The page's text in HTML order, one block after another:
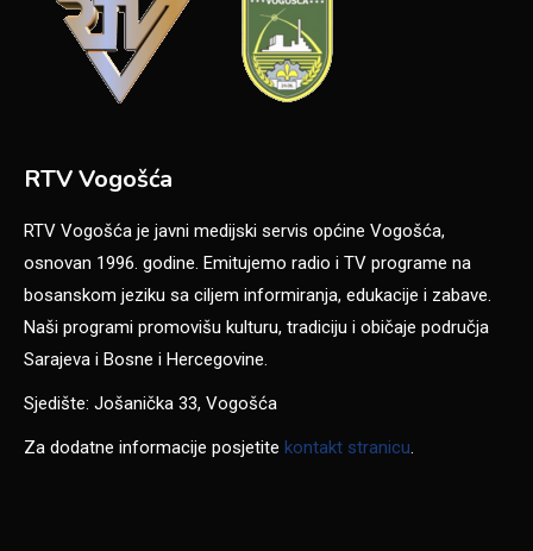
RTV Vogošća
RTV Vogošća je javni medijski servis općine Vogošća,
osnovan 1996. godine. Emitujemo radio i TV programe na
bosanskom jeziku sa ciljem informiranja, edukacije i zabave.
Naši programi promovišu kulturu, tradiciju i običaje područja
Sarajeva i Bosne i Hercegovine.
Sjedište: Jošanička 33, Vogošća
Za dodatne informacije posjetite kontakt stranicu.